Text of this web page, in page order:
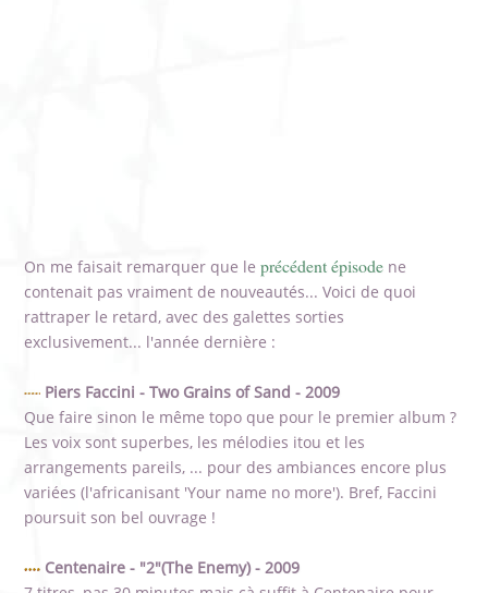
On me faisait remarquer que leprécédent épisode ne
contenait pas vraiment de nouveautés... Voici de quoi
rattraper le retard, avec des galettes sorties
exclusivement... l'année dernière :
Piers Faccini - Two Grains of Sand - 2009
Que faire sinon le même topo que pour le premier album ?
Les voix sont superbes, les mélodies itou et les
arrangements pareils, ... pour des ambiances encore plus
variées (l'africanisant 'Your name no more'). Bref, Faccini
poursuit son bel ouvrage !
Centenaire - "2"(The Enemy) - 2009